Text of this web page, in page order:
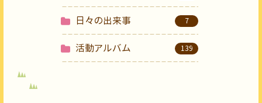
日々の出来事 7
活動アルバム 139